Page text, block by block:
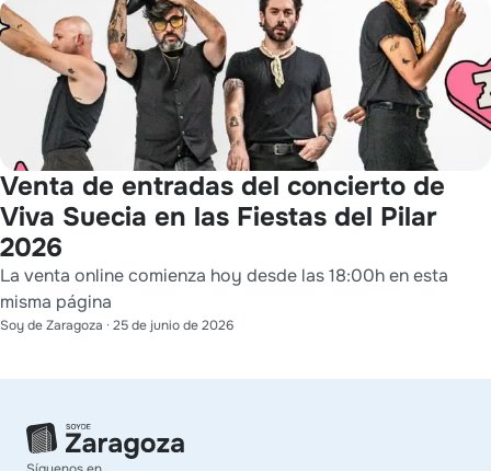
Venta de entradas del concierto de
Viva Suecia en las Fiestas del Pilar
2026
La venta online comienza hoy desde las 18:00h en esta
misma página
Soy de Zaragoza · 25 de junio de 2026